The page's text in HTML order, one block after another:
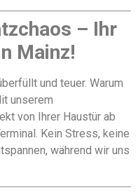
– Ihr
Mainz!
und teuer. Warum
unserem
von Ihrer Haustür ab
Kein Stress, keine
während wir uns